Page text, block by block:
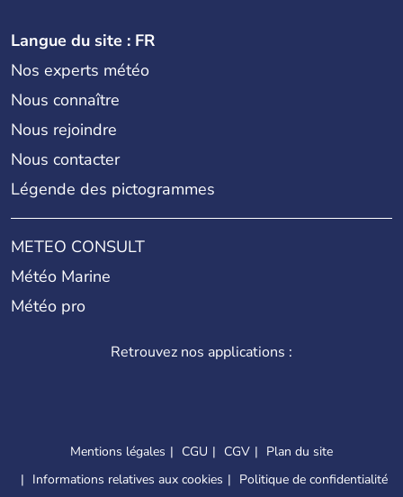
Langue du site : FR
Nos experts météo
Nous connaître
Nous rejoindre
Nous contacter
Légende des pictogrammes
METEO CONSULT
Météo Marine
Météo pro
Retrouvez nos applications :
Mentions légales CGU CGV
Plan du site
Informations relatives aux cookies
Politique de confidentialité